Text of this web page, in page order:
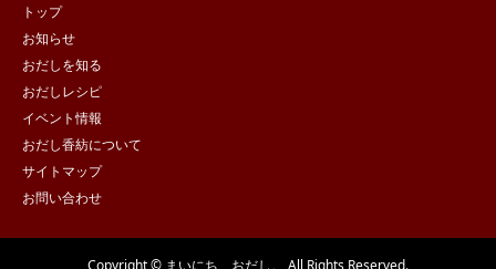
トップ
お知らせ
おだしを知る
おだしレシピ
イベント情報
おだし香紡について
サイトマップ
お問い合わせ
Copyright © まいにち、おだし。 All Rights Reserved.